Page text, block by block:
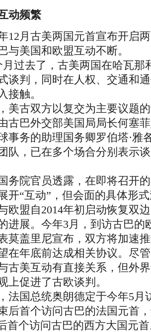
动频繁
月古美两国元首宣布开启两
与美国和欧盟互动不断。
去了，古美两国在哈瓦那
谈判，同时在人权、交通和
接触。
古双方以复交为主要议题的
古巴外交部美国局局长何塞
事务的助理国务卿罗伯塔·雅
队，已在多个场合分别表示
院官员透露，在即将召开的
开“互动”，但会面的具体形
盟自2014年初启动恢复双边
进展。今年3月，到访古巴的
莫盖里尼宣布，双方将加速
在年底前达成相关协议。尽
古美互动有直接关系，但外
上促进了古欧谈判。
国总统奥朗德定于今年5月
后首个访问古巴的法国元首
首个访问古巴的西方大国元